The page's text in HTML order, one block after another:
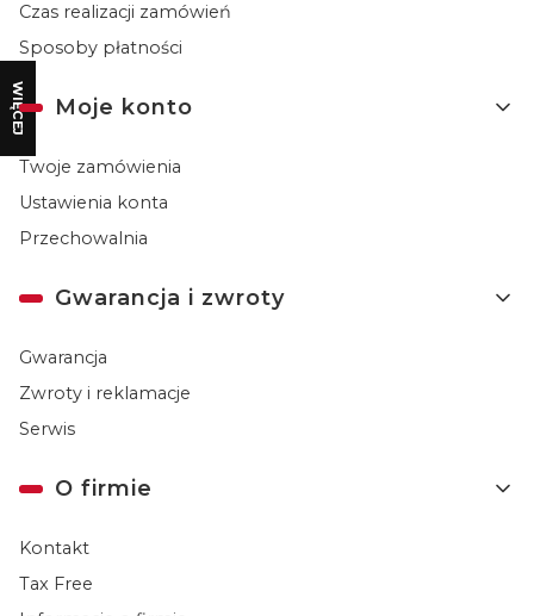
WIĘCEJ
Czas realizacji zamówień
Sposoby płatności
Moje konto
Twoje zamówienia
Ustawienia konta
Przechowalnia
Gwarancja i zwroty
Gwarancja
Zwroty i reklamacje
Serwis
O firmie
Kontakt
Tax Free